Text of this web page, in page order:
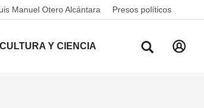
Manuel Otero Alcántara Presos políticos
CULTURA Y CIENCIA